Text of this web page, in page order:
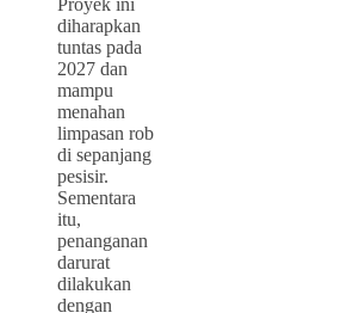
diharapkan
tuntas pada
2027 dan
mampu
menahan
limpasan rob
di sepanjang
pesisir.
Sementara
itu,
penanganan
darurat
dilakukan
dengan